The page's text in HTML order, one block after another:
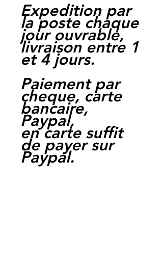
Expedition par
la poste chaque
jour ouvrable,
livraison entre 1
et 4 jours.
Paiement par
cheque, carte
bancaire,
Paypal,
en carte suffit
de payer sur
Paypal.